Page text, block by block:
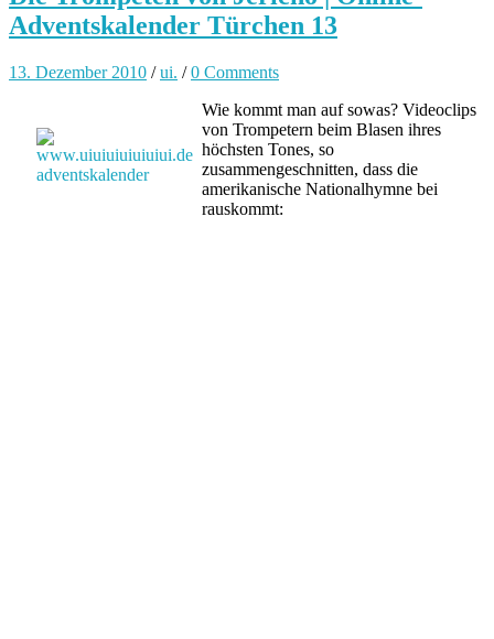
Adventskalender Türchen 13
13. Dezember 2010 /ui. /0 Comments
Wie kommt man auf sowas? Videoclips
von Trompetern beim Blasen ihres
höchsten Tones, so
zusammengeschnitten, dass die
amerikanische Nationalhymne bei
rauskommt: